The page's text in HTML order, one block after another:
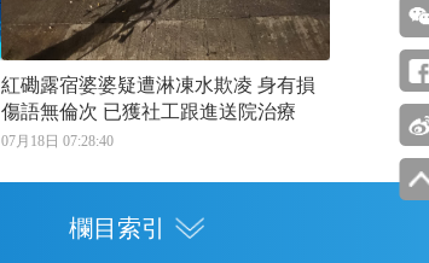
紅磡露宿婆婆疑遭淋凍水欺凌 身有損
傷語無倫次 已獲社工跟進送院治療
07月18日 07:28:40
欄目索引